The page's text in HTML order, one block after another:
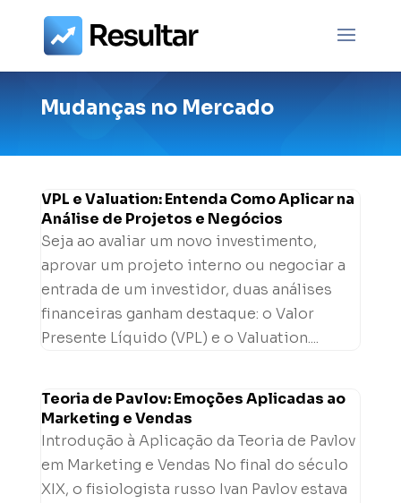
Mudanças no Mercado
VPL e Valuation: Entenda Como Aplicar na
Análise de Projetos e Negócios
Seja ao avaliar um novo investimento,
aprovar um projeto interno ou negociar a
entrada de um investidor, duas análises
financeiras ganham destaque: o Valor
Presente Líquido (VPL) e o Valuation....
Teoria de Pavlov: Emoções Aplicadas ao
Marketing e Vendas
Introdução à Aplicação da Teoria de Pavlov
em Marketing e Vendas No final do século
XIX, o fisiologista russo Ivan Pavlov estava